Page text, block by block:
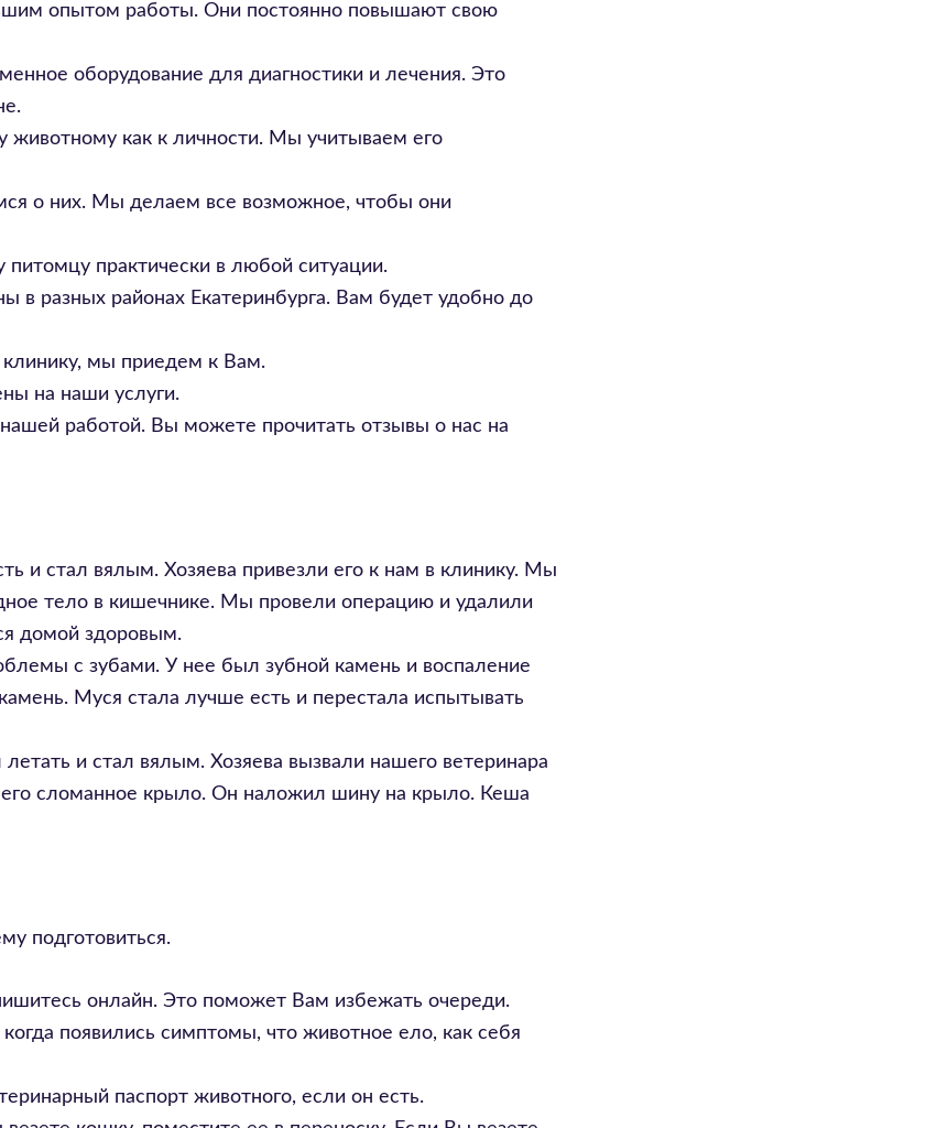
опытом работы. Они постоянно повышают свою
оборудование для диагностики и лечения. Это
как к личности. Мы учитываем его
о них. Мы делаем все возможное, чтобы они
практически в любой ситуации.
в разных районах Екатеринбурга. Вам будет удобно до
мы приедем к Вам.
на наши услуги.
работой. Вы можете прочитать отзывы о нас на
и стал вялым. Хозяева привезли его к нам в клинику. Мы
тело в кишечнике. Мы провели операцию и удалили
домой здоровым.
с зубами. У нее был зубной камень и воспаление
Муся стала лучше есть и перестала испытывать
и стал вялым. Хозяева вызвали нашего ветеринара
сломанное крыло. Он наложил шину на крыло. Кеша
подготовиться.
онлайн. Это поможет Вам избежать очереди.
появились симптомы, что животное ело, как себя
паспорт животного, если он есть.